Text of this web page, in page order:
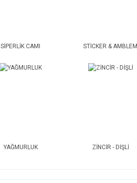
SİPERLİK CAMI STİCKER & AMBLEM
YAĞMURLUK ZİNCİR - DİŞLİ